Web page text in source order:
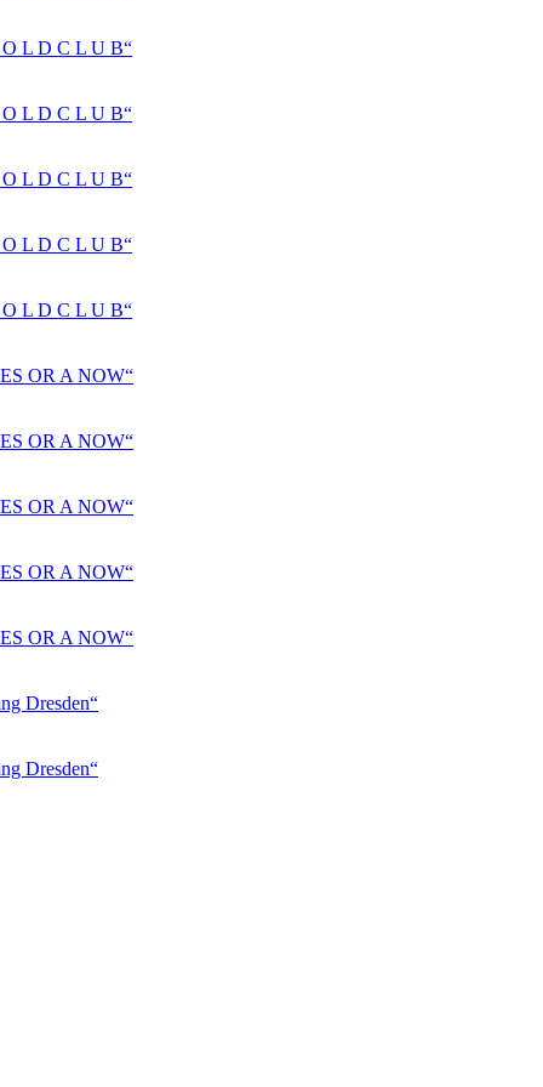
L D C L U B“
L D C L U B“
L D C L U B“
L D C L U B“
L D C L U B“
OR A NOW“
OR A NOW“
OR A NOW“
OR A NOW“
OR A NOW“
Dresden“
Dresden“